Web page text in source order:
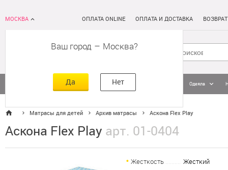
МОСКВА
Ваш город – Москва
Да Нет
ОПЛАТА ONLINE ОПЛАТА И ДОСТАВКА
Кровати Постельное белье Одеяла
Матрасы для детей Архив матрасы Аскона Flex Play
Аскона Flex Play арт. 01-0404
Жесткость
Жесткий